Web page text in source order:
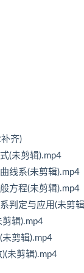
齐)
(未剪辑).mp4
线系(未剪辑).mp4
方程(未剪辑).mp4
判定与应用(未剪
辑).mp4
剪辑).mp4
未剪辑).mp4